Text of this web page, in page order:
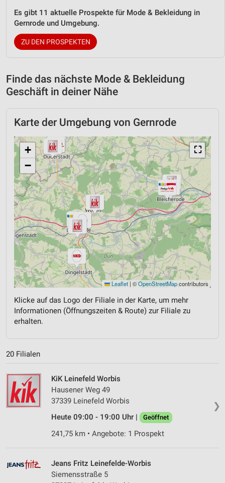
Es gibt 11 aktuelle Prospekte für Mode & Bekleidung in
Gernrode und Umgebung.
ZU DEN PROSPEKTEN
Finde das nächste Mode & Bekleidung
Geschäft in deiner Nähe
Karte der Umgebung von Gernrode
⛶
+
−
Leaflet | ©OpenStreetMapcontributors
Klicke auf das Logo der Filiale in der Karte, um mehr
Informationen (Öffnungszeiten & Route) zur Filiale zu
erhalten.
20 Filialen
❯
KiK Leinefeld Worbis
Hausener Weg 49
37339 Leinefeld Worbis
Heute 09:00 - 19:00 Uhr |
Geöffnet
241,75 km • Angebote: 1 Prospekt
Jeans Fritz Leinefelde-Worbis
Siemensstraße 5